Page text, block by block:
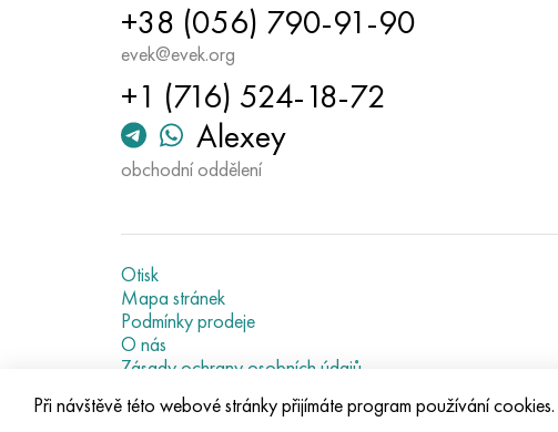
+38 (056) 790-91-90
evek@evek.org
+1 (716) 524-18-72
Alexey
obchodní oddělení
Otisk
Mapa stránek
Podmínky prodeje
O nás
Zásady ochrany osobních údajů
Current metal prices
Při návštěvě této webové stránky přijímáte program používání cookies.